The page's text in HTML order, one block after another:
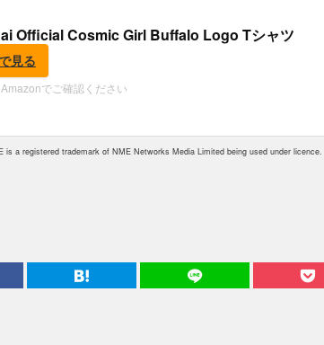
Official Cosmic Girl Buffalo Logo Tシャツ
見る
でご確認ください
a registered trademark of NME Networks Media Limited being used under licence.